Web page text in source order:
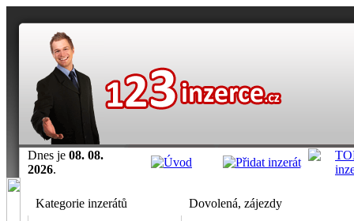
Dnes je 08. 08.
2026.
Kategorie inzerátů
Dovolená, zájezdy